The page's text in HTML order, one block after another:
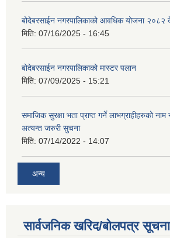
बोदेबरसाईन नगरपालिकाको आवधिक योजना
मिति: 07/16/2025 - 16:45
बोदेबरसाईन नगरपालिकाको मास्टर पलान
मिति: 07/09/2025 - 15:21
समाजिक सुरक्षा भता प्राप्त गर्ने लाभग्राहीहरुको
अत्यन्त जरुरी सुचना
मिति: 07/14/2022 - 14:07
अन्य
सार्वजनिक खरिद/बोलपत्र सूचना